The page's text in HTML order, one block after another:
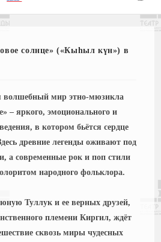
солнце» («Кыһыл күн») в
волшебный мир этно-мюзикла
– яркого, эмоционального и
в котором бьётся сердце
древние легенды оживают под
а современные рок и поп стили
народного фольклора.
Туллук и ее верных друзей,
племени Киргил, ждёт
сквозь миры чудесных